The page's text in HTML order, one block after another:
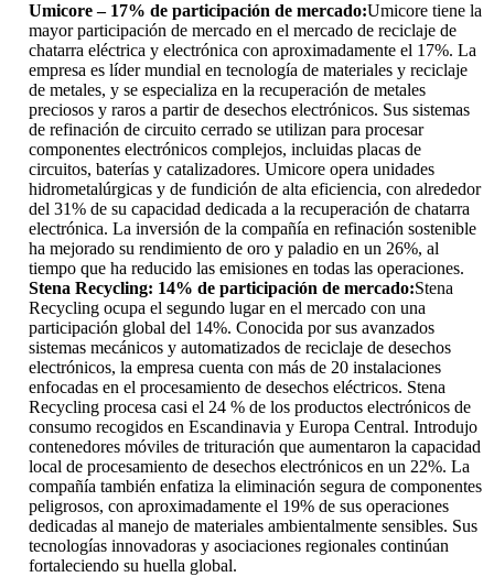
Umicore – 17% de participación de mercado:Umicore tiene la
mayor participación de mercado en el mercado de reciclaje de
chatarra eléctrica y electrónica con aproximadamente el 17%. La
empresa es líder mundial en tecnología de materiales y reciclaje
de metales, y se especializa en la recuperación de metales
preciosos y raros a partir de desechos electrónicos. Sus sistemas
de refinación de circuito cerrado se utilizan para procesar
componentes electrónicos complejos, incluidas placas de
circuitos, baterías y catalizadores. Umicore opera unidades
hidrometalúrgicas y de fundición de alta eficiencia, con alrededor
del 31% de su capacidad dedicada a la recuperación de chatarra
electrónica. La inversión de la compañía en refinación sostenible
ha mejorado su rendimiento de oro y paladio en un 26%, al
tiempo que ha reducido las emisiones en todas las operaciones.
Stena Recycling: 14% de participación de mercado:Stena
Recycling ocupa el segundo lugar en el mercado con una
participación global del 14%. Conocida por sus avanzados
sistemas mecánicos y automatizados de reciclaje de desechos
electrónicos, la empresa cuenta con más de 20 instalaciones
enfocadas en el procesamiento de desechos eléctricos. Stena
Recycling procesa casi el 24 % de los productos electrónicos de
consumo recogidos en Escandinavia y Europa Central. Introdujo
contenedores móviles de trituración que aumentaron la capacidad
local de procesamiento de desechos electrónicos en un 22%. La
compañía también enfatiza la eliminación segura de componentes
peligrosos, con aproximadamente el 19% de sus operaciones
dedicadas al manejo de materiales ambientalmente sensibles. Sus
tecnologías innovadoras y asociaciones regionales continúan
fortaleciendo su huella global.